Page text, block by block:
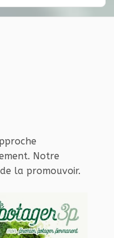
Notre
la promouvoir.